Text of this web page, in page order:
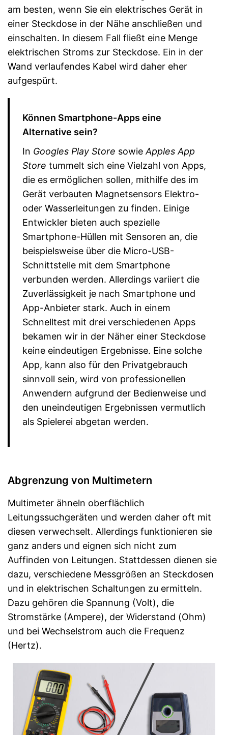
am besten, wenn Sie ein elektrisches Gerät in
einer Steckdose in der Nähe anschließen und
einschalten. In diesem Fall fließt eine Menge
elektrischen Stroms zur Steckdose. Ein in der
Wand verlaufendes Kabel wird daher eher
aufgespürt.
Können Smartphone-Apps eine
Alternative sein?
In Googles Play Store sowie Apples App
Store tummelt sich eine Vielzahl von Apps,
die es ermöglichen sollen, mithilfe des im
Gerät verbauten Magnetsensors Elektro-
oder Wasserleitungen zu finden. Einige
Entwickler bieten auch spezielle
Smartphone-Hüllen mit Sensoren an, die
beispielsweise über die Micro-USB-
Schnittstelle mit dem Smartphone
verbunden werden. Allerdings variiert die
Zuverlässigkeit je nach Smartphone und
App-Anbieter stark. Auch in einem
Schnelltest mit drei verschiedenen Apps
bekamen wir in der Näher einer Steckdose
keine eindeutigen Ergebnisse. Eine solche
App, kann also für den Privatgebrauch
sinnvoll sein, wird von professionellen
Anwendern aufgrund der Bedienweise und
den uneindeutigen Ergebnissen vermutlich
als Spielerei abgetan werden.
Abgrenzung von Multimetern
Multimeter ähneln oberflächlich
Leitungssuchgeräten und werden daher oft mit
diesen verwechselt. Allerdings funktionieren sie
ganz anders und eignen sich nicht zum
Auffinden von Leitungen. Stattdessen dienen sie
dazu, verschiedene Messgrößen an Steckdosen
und in elektrischen Schaltungen zu ermitteln.
Dazu gehören die Spannung (Volt), die
Stromstärke (Ampere), der Widerstand (Ohm)
und bei Wechselstrom auch die Frequenz
(Hertz).